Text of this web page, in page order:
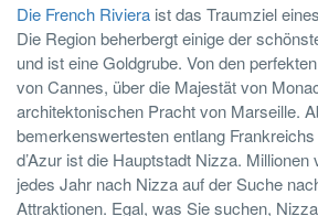
Die French Riviera ist das Traumziel
Die Region beherbergt einige der
und ist eine Goldgrube. Von den
von Cannes, über die Majestät von
architektonischen Pracht von Marseille.
bemerkenswertesten entlang
d’Azur ist die Hauptstadt Nizza.
jedes Jahr nach Nizza auf der Suche
Attraktionen. Egal, was Sie suchen,